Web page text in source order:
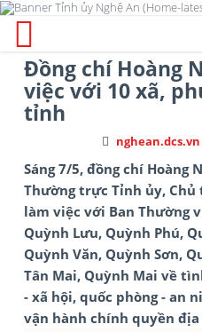
Đồng chí Hoàng
việc với 10 xã,
tỉnh
nghean.dcs.vn
Sáng 7/5, đồng chí Hoàng
Thường trực Tỉnh ủy, Chủ
làm việc với Ban Thường
Quỳnh Lưu, Quỳnh Phú,
Quỳnh Văn, Quỳnh Sơn,
Tân Mai, Quỳnh Mai về
- xã hội, quốc phòng - an
vận hành chính quyền